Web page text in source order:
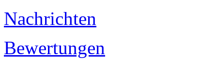
Nachrichten
Bewertungen